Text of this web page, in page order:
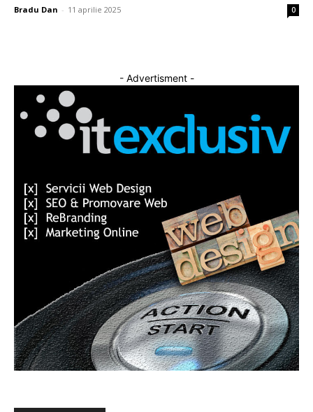
Bradu Dan - 11 aprilie 2025 0
- Advertisment -